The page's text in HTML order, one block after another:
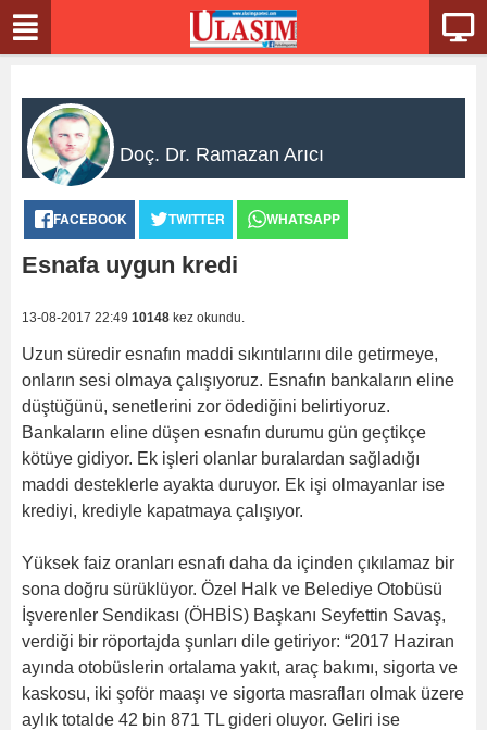
Doç. Dr. Ramazan Arıcı
FACEBOOK TWITTER WHATSAPP
Esnafa uygun kredi
13-08-2017 22:49 10148 kez okundu.
Uzun süredir esnafın maddi sıkıntılarını dile getirmeye,
onların sesi olmaya çalışıyoruz. Esnafın bankaların eline
düştüğünü, senetlerini zor ödediğini belirtiyoruz.
Bankaların eline düşen esnafın durumu gün geçtikçe
kötüye gidiyor. Ek işleri olanlar buralardan sağladığı
maddi desteklerle ayakta duruyor. Ek işi olmayanlar ise
krediyi, krediyle kapatmaya çalışıyor.
Yüksek faiz oranları esnafı daha da içinden çıkılamaz bir
sona doğru sürüklüyor. Özel Halk ve Belediye Otobüsü
İşverenler Sendikası (ÖHBİS) Başkanı Seyfettin Savaş,
verdiği bir röportajda şunları dile getiriyor: “2017 Haziran
ayında otobüslerin ortalama yakıt, araç bakımı, sigorta ve
kaskosu, iki şoför maaşı ve sigorta masrafları olmak üzere
aylık totalde 42 bin 871 TL gideri oluyor. Geliri ise